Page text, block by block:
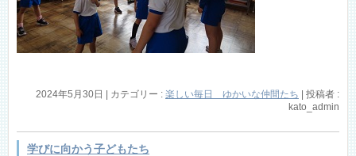
2024年5月30日 | カテゴリー : 楽しい毎日 ゆかいな仲間たち | 投稿者 :
kato_admin
学びに向かう子どもたち